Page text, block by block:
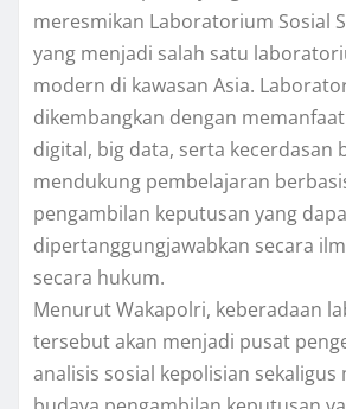
meresmikan Laboratorium Sosial
yang menjadi salah satu
modern di kawasan Asia.
dikembangkan dengan
digital, big data, serta kecerdasan
mendukung pembelajaran
pengambilan keputusan yang
dipertanggungjawabkan secara
secara hukum.
Menurut Wakapolri, keberadaan
tersebut akan menjadi pusat
analisis sosial kepolisian